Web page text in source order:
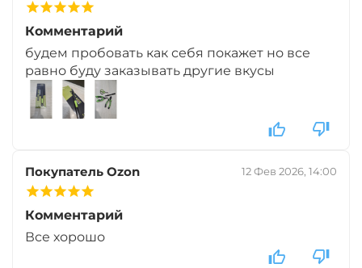
Комментарий
будем пробовать как себя покажет но все
равно буду заказывать другие вкусы
Покупатель Ozon 12 Фев 2026, 14:00
Комментарий
Все хорошо